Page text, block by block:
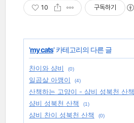
10 구독하기
'my cats' 카테고리의 다른 글
찬이와 샴비 (0)
일곱살 아깽이
(4)
산책하는 고양이 - 샴비 성북천 산책
샴비 성북천 산책
(1)
샴비 찬이 성북천 산책
(0)